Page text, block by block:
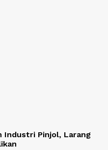
Industri Pinjol, Larang